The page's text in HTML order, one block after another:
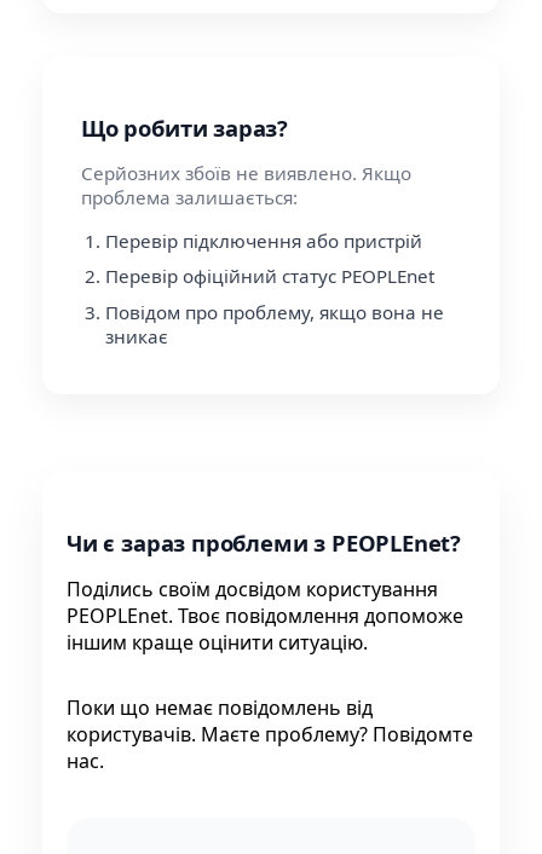
Що робити зараз?
Серйозних збоїв не виявлено. Якщо
проблема залишається:
Перевір підключення або пристрій
Перевір офіційний статус PEOPLEnet
Повідом про проблему, якщо вона не
зникає
Чи є зараз проблеми з PEOPLEnet?
Поділись своїм досвідом користування
PEOPLEnet. Твоє повідомлення допоможе
іншим краще оцінити ситуацію.
Поки що немає повідомлень від
користувачів. Маєте проблему? Повідомте
нас.